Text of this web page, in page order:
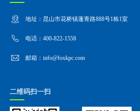
地址：昆山市花桥镇蓬青路888号1栋1室
电话：400-822-1558
邮箱：info@foxkpc.com
二维码扫一扫